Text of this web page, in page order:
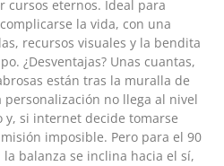
cursos eternos. Ideal para
la vida, con una
recursos visuales y la bendita
¿Desventajas? Unas cuantas,
están tras la muralla de
personalización no llega al nivel
si internet decide tomarse
imposible. Pero para el 90
balanza se inclina hacia el sí,